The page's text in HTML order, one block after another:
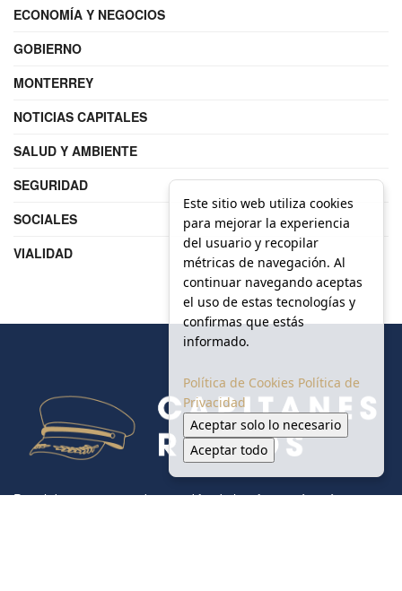
ECONOMÍA Y NEGOCIOS
GOBIERNO
MONTERREY
NOTICIAS CAPITALES
SALUD Y AMBIENTE
SEGURIDAD
SOCIALES
VIALIDAD
Portal de noticias creado para difundir la información más
Este sitio web utiliza cookies
para mejorar la experiencia
del usuario y recopilar
métricas de navegación. Al
continuar navegando aceptas
el uso de estas tecnologías y
confirmas que estás
informado.
Política de Cookies Política de
Privacidad
Aceptar solo lo necesario
Aceptar todo